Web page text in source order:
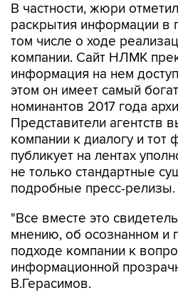
В частности, жюри
раскрытия информации в
том числе о ходе
компании. Сайт НЛМК
информация на нем
этом он имеет самый
номинантов 2017 года
Представители агентств
компании к диалогу и тот
публикует на лентах
не только стандартные
подробные пресс-релизы.
"Все вместе это
мнению, об осознанном и
подходе компании к
информационной
В.Герасимов.